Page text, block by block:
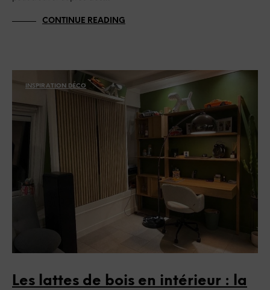
CONTINUE READING
INSPIRATION DÉCO
Les lattes de bois en intérieur : la